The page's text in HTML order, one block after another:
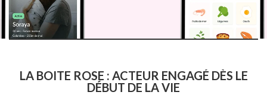
LA BOITE ROSE : ACTEUR ENGAGÉ DÈS LE
DÉBUT DE LA VIE